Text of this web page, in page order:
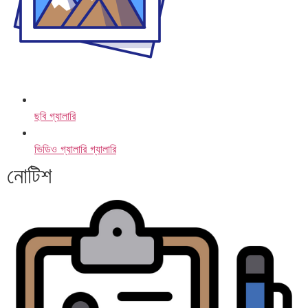
ছবি গ্যালারি
ভিডিও গ্যালারি গ্যালারি
নোটিশ